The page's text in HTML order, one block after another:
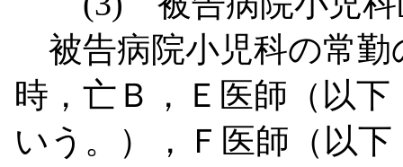
被告病院小児科の常勤
時，亡Ｂ，Ｅ医師（以
いう。），Ｆ医師（以